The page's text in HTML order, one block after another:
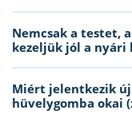
Nemcsak a testet,
kezeljük jól a nyári
Miért jelentkezik
hüvelygomba okai